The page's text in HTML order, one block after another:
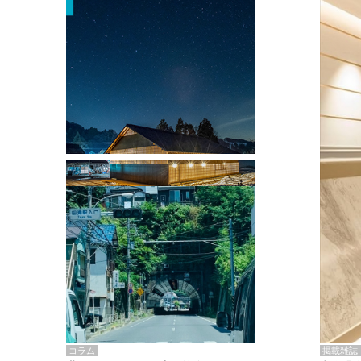
掲載雑誌
掲載雑誌・書籍
『街歩き研修「アールデコとモダニズ
ム、和風バロック」』のレポート記事が
掲載
コラム